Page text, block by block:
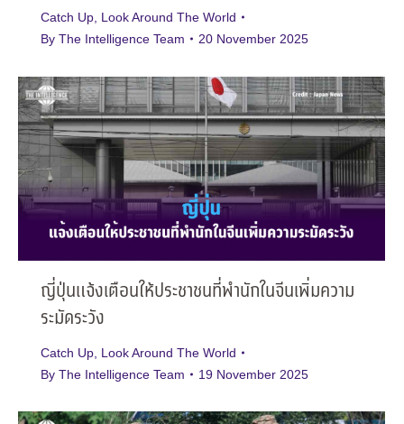
Catch Up Look Around The World
By The Intelligence Team 20 November 2025
ญี่ปุ่นแจ้งเตือนให้ประชาชนที่พำนักในจีนเพิ่มความ
ระมัดระวัง
Catch Up Look Around The World
By The Intelligence Team 19 November 2025